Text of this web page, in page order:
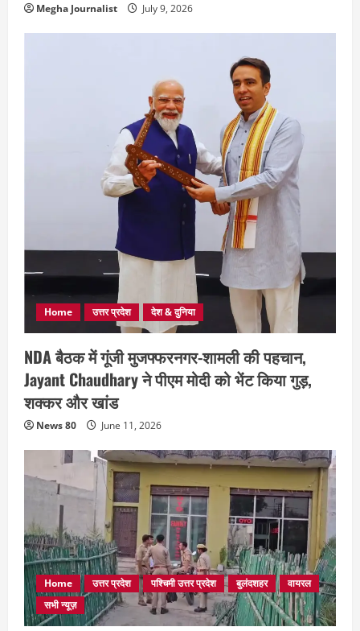
Megha Journalist July 9, 2026
Home उत्तर प्रदेश देश & दुनिया
NDA बैठक में गूंजी मुजफ्फरनगर-शामली की पहचान,
Jayant Chaudhary ने पीएम मोदी को भेंट किया गुड़,
शक्कर और खांड
News 80 June 11, 2026
Home उत्तर प्रदेश पश्चिमी उत्तर प्रदेश बुलंदशहर
वायरल
सभी न्यूज़